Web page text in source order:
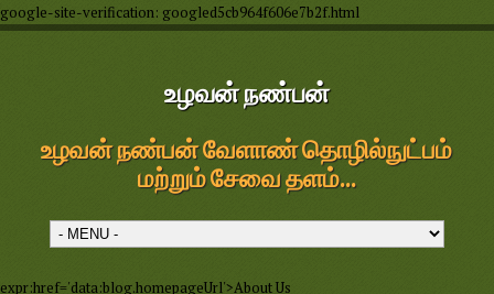
google-site-verification: googled5cb964f606e7b2f.html
உழவன் நண்பன்
உழவன் நண்பன் வேளாண் தொழில்நுட்பம்
மற்றும் சேவை தளம்...
expr:href='data:blog.homepageUrl'>About Us